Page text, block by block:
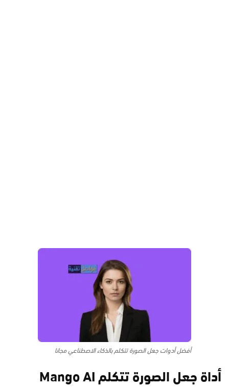
أفضل أدوات جعل الصورة تتكلم بالذكاء الاصطناعي مجانا
أداة جعل الصورة تتكلم Mango AI